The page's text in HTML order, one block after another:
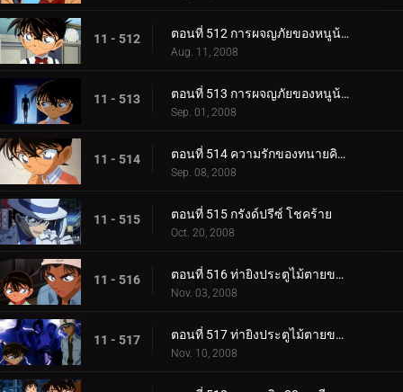
11 - 512 ตอนที่ 512 การผจญภัยของหนูน้อยชินอิจิ (ตอน 1)
Aug. 11, 2008
11 - 513 ตอนที่ 513 การผจญภัยของหนูน้อยชินอิจิ (ตอน 2)
Sep. 01, 2008
11 - 514 ตอนที่ 514 ความรักของทนายคิซากิ เอริ
Sep. 08, 2008
11 - 515 ตอนที่ 515 กรังด์ปรีซ์ โชคร้าย
Oct. 20, 2008
11 - 516 ตอนที่ 516 ท่ายิงประตูไม้ตายของเก็นตะ (ตอน 1)
Nov. 03, 2008
11 - 517 ตอนที่ 517 ท่ายิงประตูไม้ตายของเก็นตะ (ตอน 2)
Nov. 10, 2008